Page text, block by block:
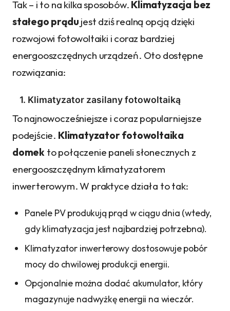
Tak – i to na kilka sposobów. Klimatyzacja bez
stałego prądu jest dziś realną opcją dzięki
rozwojowi fotowoltaiki i coraz bardziej
energooszczędnych urządzeń. Oto dostępne
rozwiązania:
1. Klimatyzator zasilany fotowoltaiką
To najnowocześniejsze i coraz popularniejsze
podejście. Klimatyzator fotowoltaika
domek to połączenie paneli słonecznych z
energooszczędnym klimatyzatorem
inwerterowym. W praktyce działa to tak:
Panele PV produkują prąd w ciągu dnia (wtedy,
gdy klimatyzacja jest najbardziej potrzebna).
Klimatyzator inwerterowy dostosowuje pobór
mocy do chwilowej produkcji energii.
Opcjonalnie można dodać akumulator, który
magazynuje nadwyżkę energii na wieczór.